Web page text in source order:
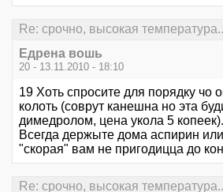
Re: срочно, высокая
Едрена вошь
20 - 13.11.2010 - 18:10
19 Хоть спросите для порядку чо
колоть (соврут канешна но эта
димедролом, цена укола 5 копеек).
Всегда держыте дома аспирин
"скорая" вам не пригодицца до
Re: срочно, высокая